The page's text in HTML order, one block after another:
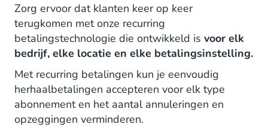
Zorg ervoor dat klanten keer op keer
terugkomen met onze recurring
betalingstechnologie die ontwikkeld is voor elk
bedrijf, elke locatie en elke betalingsinstelling.
Met recurring betalingen kun je eenvoudig
herhaalbetalingen accepteren voor elk type
abonnement en het aantal annuleringen en
opzeggingen verminderen.